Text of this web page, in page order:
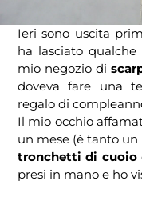
Ieri sono uscita
ha lasciato
mio negozio di
doveva fare una
regalo di
Il mio occhio
un mese (è tanto
tronchetti di cuoio
presi in mano e ho